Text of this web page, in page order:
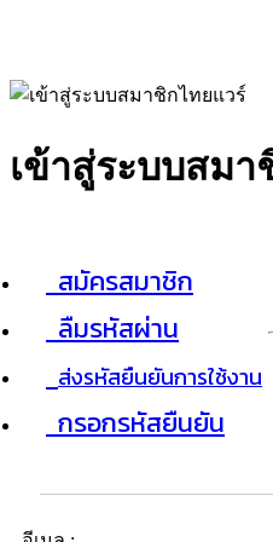
เข้าสู่ระบบสมา
สมัครสมาชิก
ลืมรหัสผ่าน
ส่งรหัสยืนยันการใช้งาน
กรอกรหัสยืนยัน